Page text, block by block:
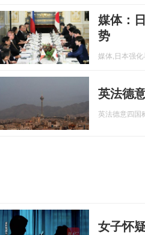
媒体：
势
媒体,日本强
英法德
英法德意四国
女子怀